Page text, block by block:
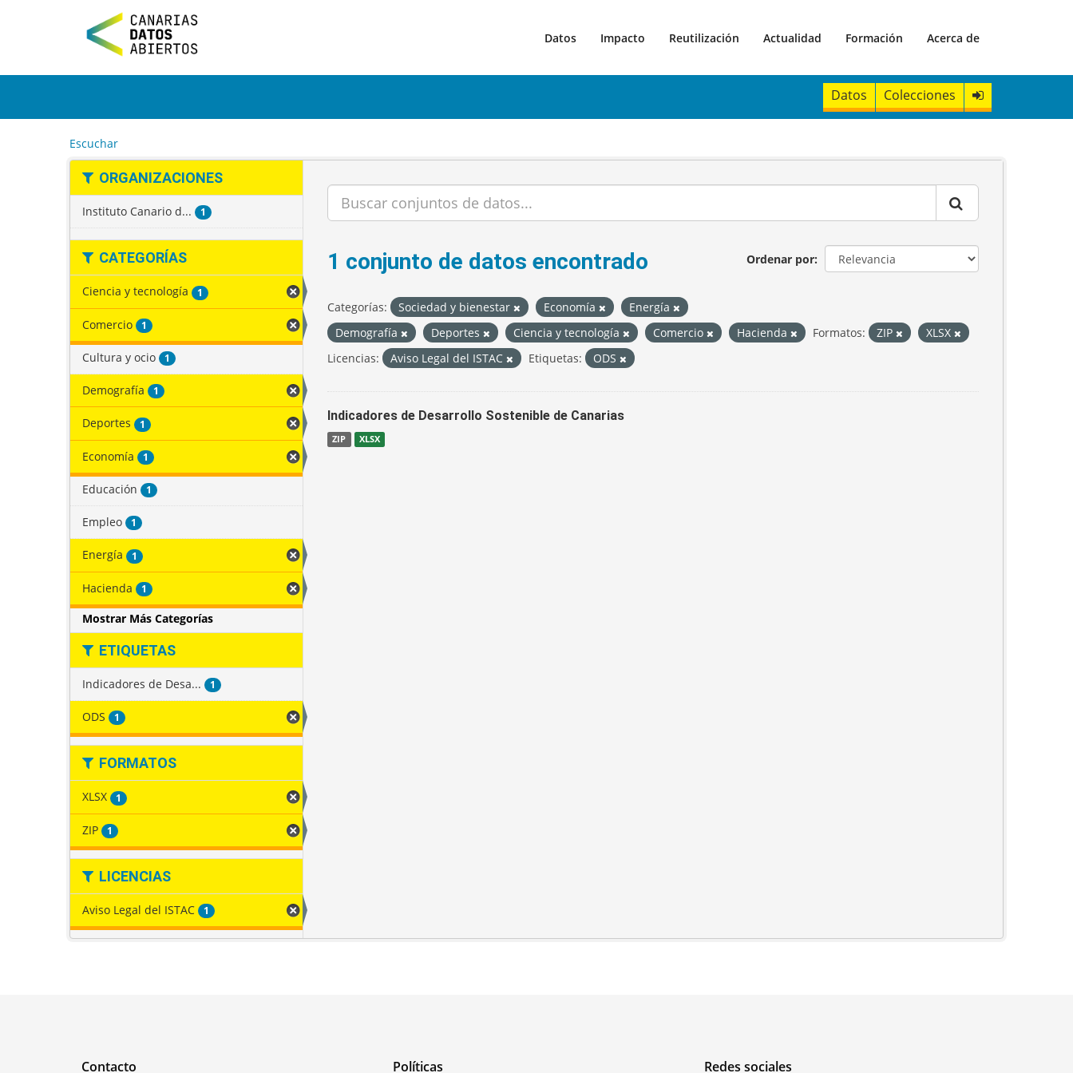
t
Datos Impacto Reutilización Actualidad Formación Acerca de
Datos Colecciones
Escuchar
ORGANIZACIONES
Instituto Canario d... 1
CATEGORÍAS
Ciencia y tecnología 1
Comercio 1
Cultura y ocio 1
Demografía 1
Deportes 1
Economía 1
Educación 1
Empleo 1
Energía 1
Hacienda 1
Mostrar Más Categorías
ETIQUETAS
Indicadores de Desa... 1
ODS 1
FORMATOS
XLSX 1
ZIP 1
LICENCIAS
Aviso Legal del ISTAC 1
Ordenar por
1 conjunto de datos encontrado
Categorías: Sociedad y bienestar Economía
Energía
Demografía
Deportes Ciencia y tecnología Comercio Hacienda Formatos: ZIP
XLSX
Licencias:
Aviso Legal del ISTAC Etiquetas: ODS
Indicadores de Desarrollo Sostenible de Canarias
ZIP XLSX
Contacto Políticas Redes sociales